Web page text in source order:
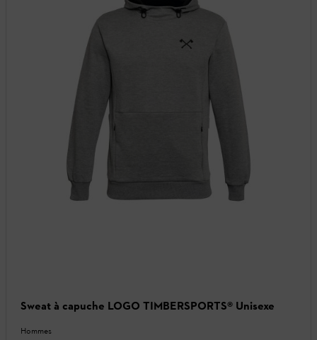
Sweat à capuche LOGO TIMBERSPORTS® Unisexe
Hommes